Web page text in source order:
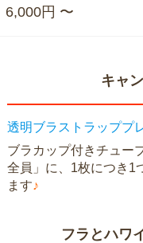
6,000円 〜
キャ
透明ブラストラッププ
ブラカップ付きチュー
全員」に、1枚につき1
ます♪
フラとハワ